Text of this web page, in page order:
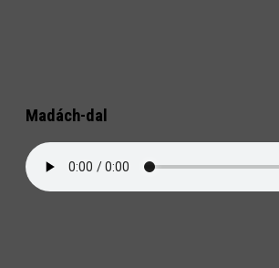
Madách-dal